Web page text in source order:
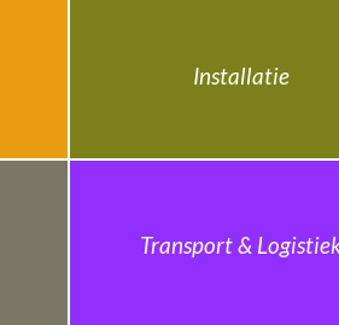
Installatie
Transport &